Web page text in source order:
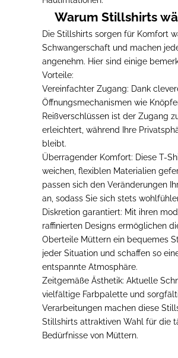
Warum Stillshirts
Die Stillshirts sorgen für Komfort
Schwangerschaft und machen
angenehm. Hier sind einige
Vorteile:
Vereinfachter Zugang: Dank
Öffnungsmechanismen wie
Reißverschlüssen ist der Zugang
erleichtert, während Ihre
bleibt.
Überragender Komfort: Diese T-
weichen, flexiblen Materialien
passen sich den Veränderungen
an, sodass Sie sich stets
Diskretion garantiert: Mit ihren
raffinierten Designs ermöglichen
Oberteile Müttern ein bequemes
jeder Situation und schaffen so
entspannte Atmosphäre.
Zeitgemäße Ästhetik: Aktuelle
vielfältige Farbpalette und
Verarbeitungen machen diese
Stillshirts attraktiven Wahl für die
Bedürfnisse von Müttern.